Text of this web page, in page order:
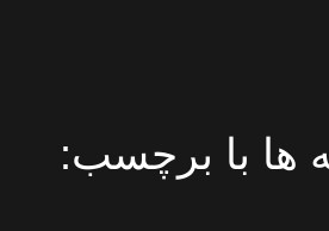
ها با برچسب: